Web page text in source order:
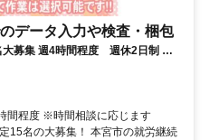
データ入力や検査・梱包
募集 週4時間程度 週休2日制 ス
間程度 ※時間相談に応じます
15名の大募集！ 本宮市の就労継続